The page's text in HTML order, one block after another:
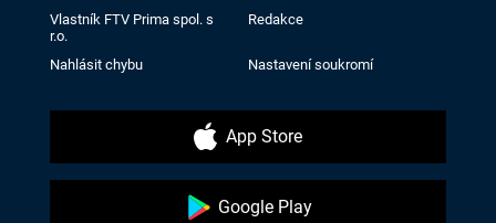
Vlastník FTV Prima spol. s
r.o.
Redakce
Nahlásit chybu Nastavení soukromí
App Store
Google Play